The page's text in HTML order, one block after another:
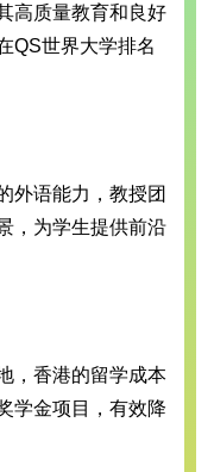
高质量教育和良好
QS世界大学排名
外语能力，教授团
，为学生提供前沿
，香港的留学成本
学金项目，有效降